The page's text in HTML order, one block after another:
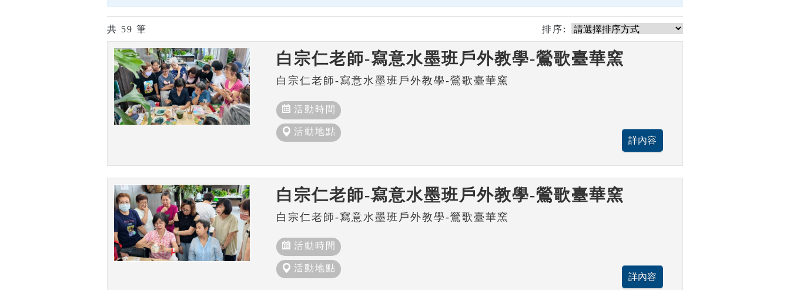
共 59 筆 排序:
白宗仁老師-寫意水墨班戶外教學-鶯歌臺華窯
白宗仁老師-寫意水墨班戶外教學-鶯歌臺華窯
活動時間
活動地點
白宗仁老師-寫意水墨班戶外教學-鶯歌臺華窯
白宗仁老師-寫意水墨班戶外教學-鶯歌臺華窯
活動時間
活動地點